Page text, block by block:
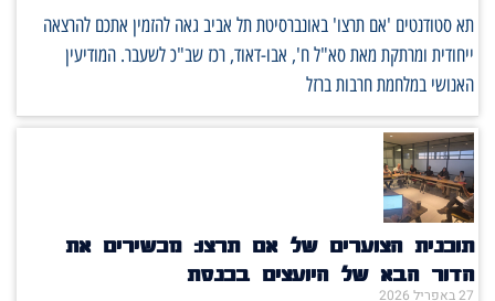
תא סטודנטים 'אם תרצו' באונברסיטת תל אביב גאה להזמין אתכם להרצאה
ייחודית ומרתקת מאת סא"ל ח', אבו-דאוד, רכז שב"כ לשעבר. המודיעין
האנושי במלחמת חרבות ברזל
תוכנית הצוערים של אם תרצו: מכשירים את
הדור הבא של היועצים בכנסת
27 באפריל 2026